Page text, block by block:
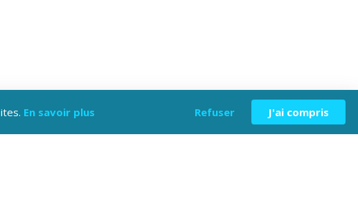
En savoir plus Refuser J'ai compris